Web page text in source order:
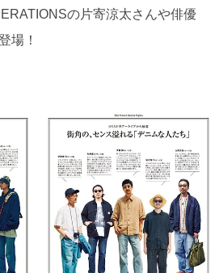
の片寄涼太さんや俳優
場！